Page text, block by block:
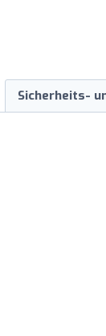
Sicherheits-